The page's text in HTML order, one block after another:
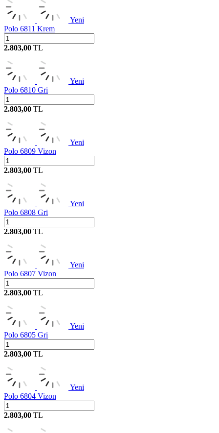
Yeni
Polo 6811 Krem
2.803,00 TL
Yeni
Polo 6810 Gri
2.803,00 TL
Yeni
Polo 6809 Vizon
2.803,00 TL
Yeni
Polo 6808 Gri
2.803,00 TL
Yeni
Polo 6807 Vizon
2.803,00 TL
Yeni
Polo 6805 Gri
2.803,00 TL
Yeni
Polo 6804 Vizon
2.803,00 TL